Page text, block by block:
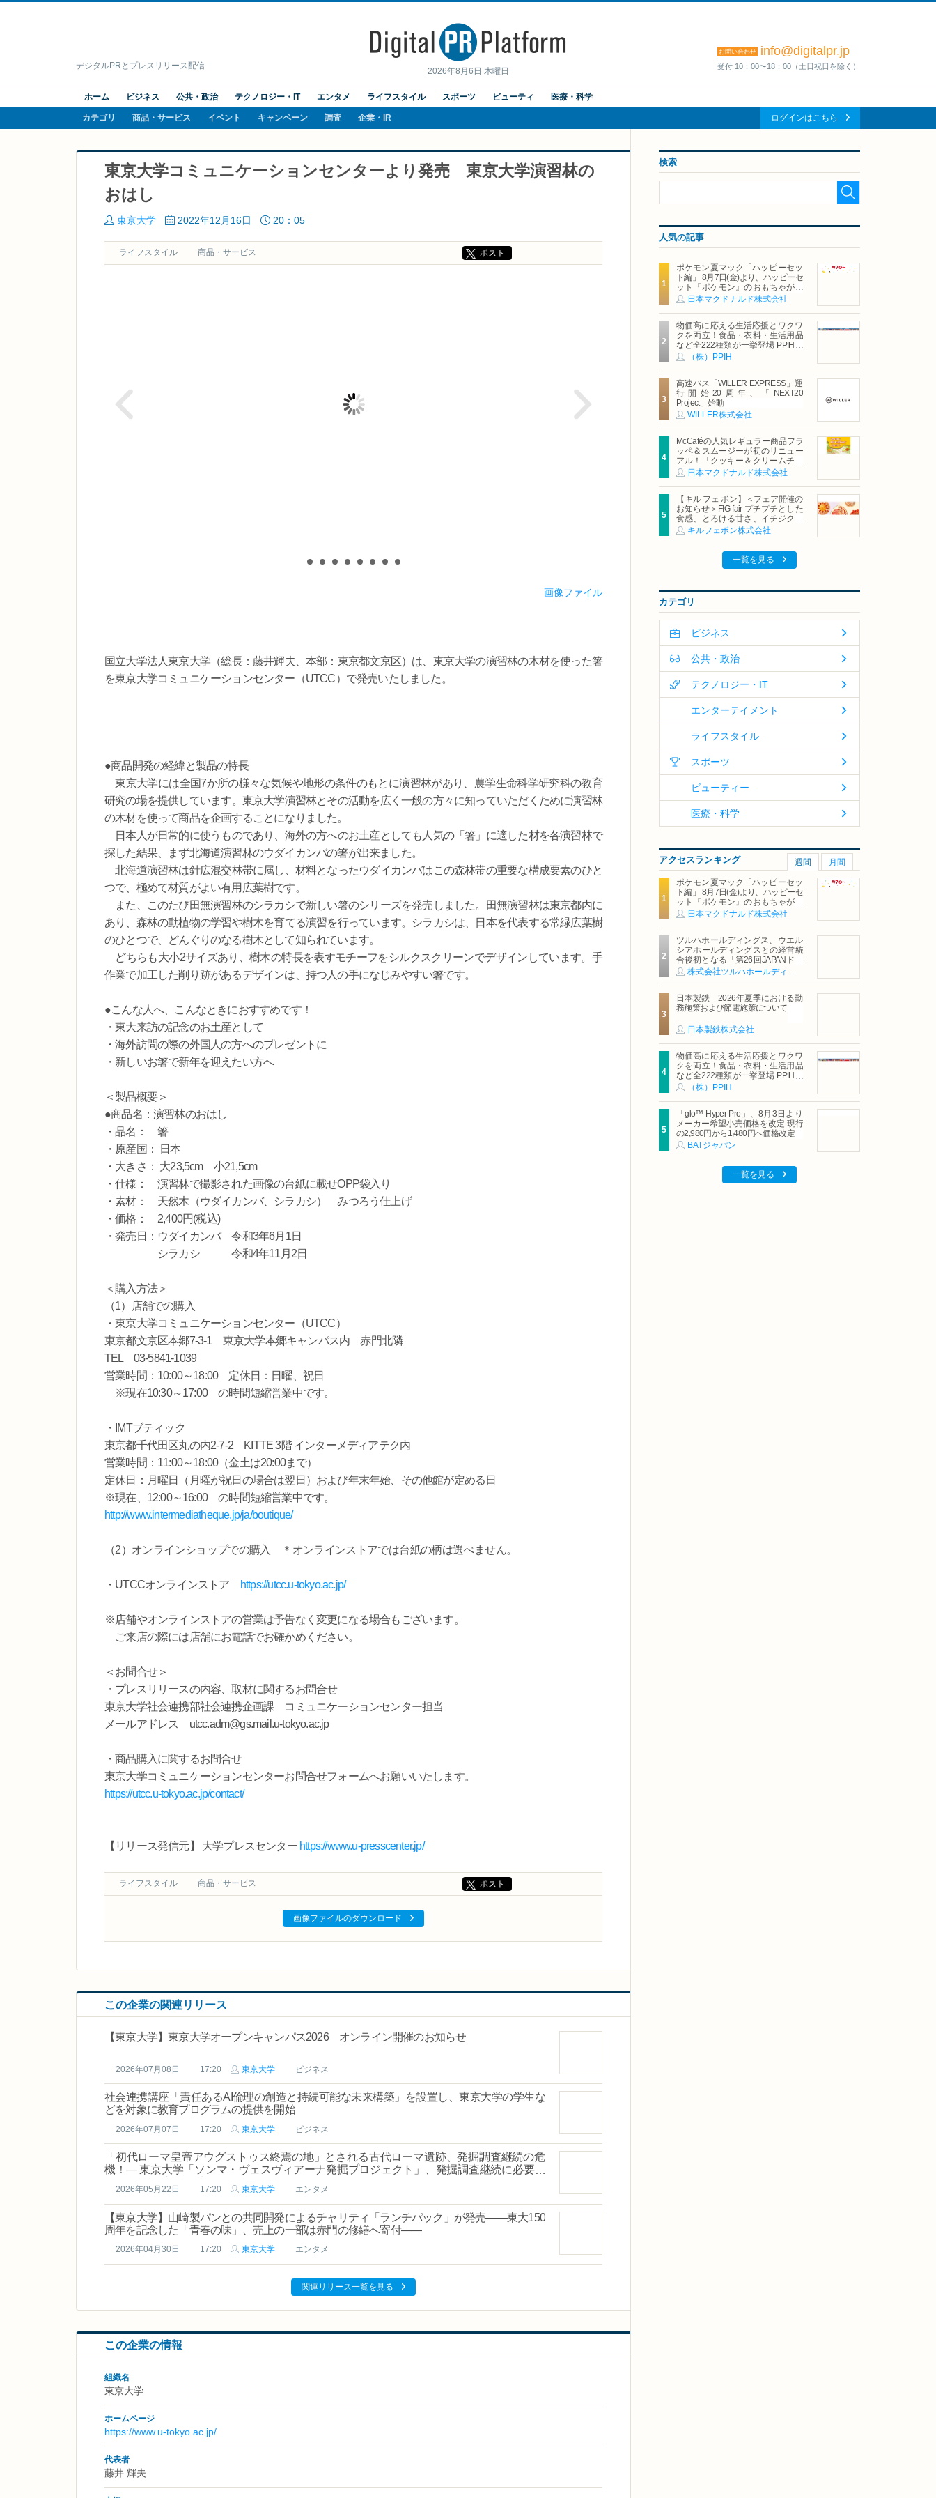
2026年8月6日 木曜日
デジタルPRとプレスリリース配信
お問い合わせ info@digitalpr.jp
受付 10：00〜18：00（土日祝日を除く）
ホーム ビジネス 公共・政治 テクノロジー・IT エンタメ ライフスタイル スポーツ ビューティ 医療・科学
カテゴリ 商品・サービス イベント キャンペーン 調査 企業・IR ログインはこちら
東京大学コミュニケーションセンターより発売 東京大学演習林の
おはし
東京大学 2022年12月16日 20：05
ライフスタイル 商品・サービス ポスト
画像ファイル
国立大学法人東京大学（総長：藤井輝夫、本部：東京都文京区）は、東京大学の演習林の木材を使った箸
を東京大学コミュニケーションセンター（UTCC）で発売いたしました。
●商品開発の経緯と製品の特長
東京大学には全国7か所の様々な気候や地形の条件のもとに演習林があり、農学生命科学研究科の教育
研究の場を提供しています。東京大学演習林とその活動を広く一般の方々に知っていただくために演習林
の木材を使って商品を企画することになりました。
日本人が日常的に使うものであり、海外の方へのお土産としても人気の「箸」に適した材を各演習林で
探した結果、まず北海道演習林のウダイカンバの箸が出来ました。
北海道演習林は針広混交林帯に属し、材料となったウダイカンバはこの森林帯の重要な構成要素のひと
つで、極めて材質がよい有用広葉樹です。
また、このたび田無演習林のシラカシで新しい箸のシリーズを発売しました。田無演習林は東京都内に
あり、森林の動植物の学習や樹木を育てる演習を行っています。シラカシは、日本を代表する常緑広葉樹
のひとつで、どんぐりのなる樹木として知られています。
どちらも大小2サイズあり、樹木の特長を表すモチーフをシルクスクリーンでデザインしています。手
作業で加工した削り跡があるデザインは、持つ人の手になじみやすい箸です。
●こんな人へ、こんなときにおすすめです！
・東大来訪の記念のお土産として
・海外訪問の際の外国人の方へのプレゼントに
・新しいお箸で新年を迎えたい方へ
＜製品概要＞
●商品名：演習林のおはし
・品名： 箸
・原産国： 日本
・大きさ： 大23,5cm 小21,5cm
・仕様： 演習林で撮影された画像の台紙に載せOPP袋入り
・素材： 天然木（ウダイカンバ、シラカシ） みつろう仕上げ
・価格： 2,400円(税込)
・発売日：ウダイカンバ 令和3年6月1日
シラカシ 令和4年11月2日
＜購入方法＞
（1）店舗での購入
・東京大学コミュニケーションセンター（UTCC）
東京都文京区本郷7-3-1 東京大学本郷キャンパス内 赤門北隣
TEL 03-5841-1039
営業時間：10:00～18:00 定休日：日曜、祝日
※現在10:30～17:00 の時間短縮営業中です。
・IMTブティック
東京都千代田区丸の内2-7-2 KITTE 3階 インターメディアテク内
営業時間：11:00～18:00（金土は20:00まで）
定休日：月曜日（月曜が祝日の場合は翌日）および年末年始、その他館が定める日
※現在、12:00～16:00 の時間短縮営業中です。
http://www.intermediatheque.jp/ja/boutique/
（2）オンラインショップでの購入 ＊オンラインストアでは台紙の柄は選べません。
・UTCCオンラインストア https://utcc.u-tokyo.ac.jp/
※店舗やオンラインストアの営業は予告なく変更になる場合もございます。
ご来店の際には店舗にお電話でお確かめください。
＜お問合せ＞
・プレスリリースの内容、取材に関するお問合せ
東京大学社会連携部社会連携企画課 コミュニケーションセンター担当
メールアドレス utcc.adm@gs.mail.u-tokyo.ac.jp
・商品購入に関するお問合せ
東京大学コミュニケーションセンターお問合せフォームへお願いいたします。
https://utcc.u-tokyo.ac.jp/contact/
【リリース発信元】 大学プレスセンター https://www.u-presscenter.jp/
ライフスタイル 商品・サービス ポスト
画像ファイルのダウンロード
この企業の関連リリース
【東京大学】東京大学オープンキャンパス2026 オンライン開催のお知らせ
2026年07月08日 17:20 東京大学 ビジネス
社会連携講座「責任あるAI倫理の創造と持続可能な未来構築」を設置し、東京大学の学生な
どを対象に教育プログラムの提供を開始
2026年07月07日 17:20 東京大学 ビジネス
「初代ローマ皇帝アウグストゥス終焉の地」とされる古代ローマ遺跡、発掘調査継続の危
機！― 東京大学「ソンマ・ヴェスヴィアーナ発掘プロジェクト」、発掘調査継続に必要な
1,500万円の支援を呼びかけ
2026年05月22日 17:20 東京大学 エンタメ
【東京大学】山崎製パンとの共同開発によるチャリティ「ランチパック」が発売――東大150
周年を記念した「青春の味」、売上の一部は赤門の修繕へ寄付――
2026年04月30日 17:20 東京大学 エンタメ
関連リリース一覧を見る
この企業の情報
組織名
東京大学
ホームページ
https://www.u-tokyo.ac.jp/
代表者
藤井 輝夫
検索
人気の記事
ポケモン夏マック「ハッピーセッ
ト編」 8月7日(金)より、ハッピーセ
ット『ポケモン』のおもちゃが期
間限定登場
日本マクドナルド株式会社
物価高に応える生活応援とワクワ
クを両立！食品・衣料・生活用品
など全222種類が一挙登場 PPIHグ
ループ「夏福袋」＆セール 8月6日
(木)より順次スタート
（株）PPIH
高速バス「WILLER EXPRESS」運
行開始20周年、「NEXT20
Project」始動
WILLER株式会社
McCaféの人気レギュラー商品フラ
ッペ＆スムージーが初のリニュー
アル！「クッキー＆クリームチョ
コフラッペ」「マンゴースムージ
ー」8月5日（水）から販売開始
日本マクドナルド株式会社
【キル フェ ボン】＜フェア開催の
お知らせ＞FIG fair プチプチとした
食感、とろける甘さ、イチジクの
魅力をたっぷりと。新作を含め、
イチジク尽くしの全4種が登場8月
キルフェボン株式会社
一覧を見る
カテゴリ
ビジネス
公共・政治
テクノロジー・IT
エンターテイメント
ライフスタイル
スポーツ
ビューティー
医療・科学
アクセスランキング 週間 月間
ポケモン夏マック「ハッピーセッ
ト編」 8月7日(金)より、ハッピーセ
ット『ポケモン』のおもちゃが期
間限定登場
日本マクドナルド株式会社
ツルハホールディングス、ウエル
シアホールディングスとの経営統
合後初となる「第26回JAPANドラ
ッグストアショー」に出展
株式会社ツルハホールディングス
日本製鉄 2026年夏季における勤
務施策および節電施策について
日本製鉄株式会社
物価高に応える生活応援とワクワ
クを両立！食品・衣料・生活用品
など全222種類が一挙登場 PPIHグ
ループ「夏福袋」＆セール 8月6日
（株）PPIH
「glo™ Hyper Pro」、8月3日より
メーカー希望小売価格を改定 現行
の2,980円から1,480円へ価格改定
BATジャパン
一覧を見る